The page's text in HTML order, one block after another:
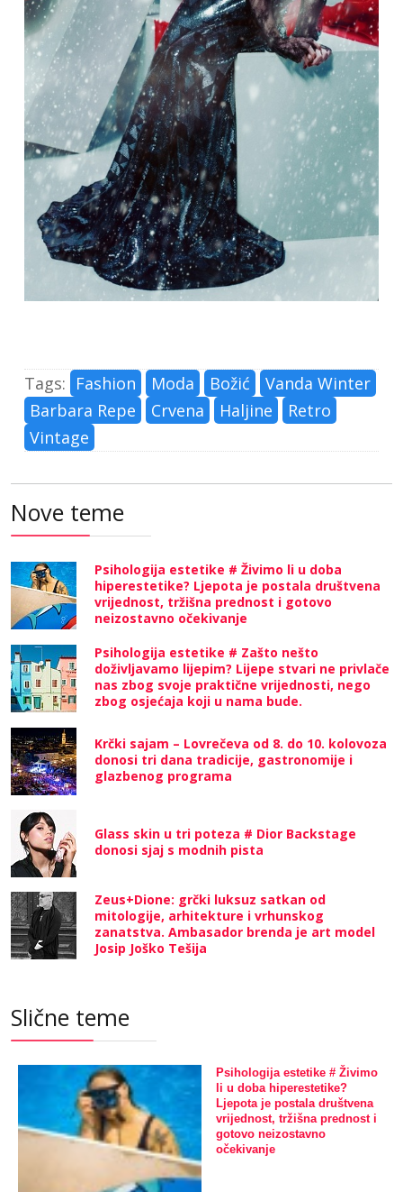
Tags: Fashion Moda Božić
Vanda Winter
Barbara Repe
Crvena Haljine
Retro
Vintage
Nove teme
Psihologija estetike # Živimo li u doba
hiperestetike? Ljepota je postala društvena
vrijednost, tržišna prednost i gotovo
neizostavno očekivanje
Psihologija estetike # Zašto nešto
doživljavamo lijepim? Lijepe stvari ne privlače
nas zbog svoje praktične vrijednosti, nego
zbog osjećaja koji u nama bude.
Krčki sajam – Lovrečeva od 8. do 10. kolovoza
donosi tri dana tradicije, gastronomije i
glazbenog programa
Glass skin u tri poteza # Dior Backstage
donosi sjaj s modnih pista
Zeus+Dione: grčki luksuz satkan od
mitologije, arhitekture i vrhunskog
zanatstva. Ambasador brenda je art model
Josip Joško Tešija
Slične teme
Psihologija estetike # Živimo
li u doba hiperestetike?
Ljepota je postala društvena
vrijednost, tržišna prednost i
gotovo neizostavno
očekivanje